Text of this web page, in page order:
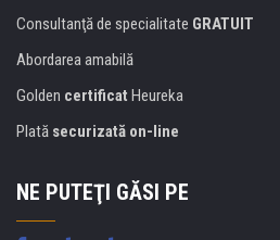
Consultanţă de specialitate GRATUIT
Abordarea amabilă
Golden certificat Heureka
Plată securizată on-line
NE PUTEŢI GĂSI PE